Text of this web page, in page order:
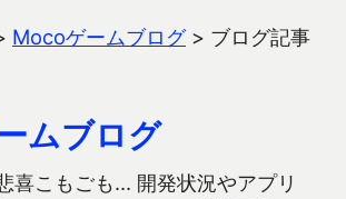
Mocoゲームブログ> ブログ記事
ムブログ
喜こもごも… 開発状況やアプリ